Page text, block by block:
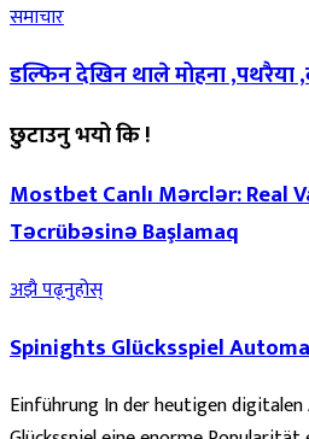
समाचार
डल्फिन देखिन थाले मोहना ,पथरैया
छुटाउनु भयो कि !
Mostbet Canlı Mərclər: Real
Təcrübəsinə Başlamaq
अझै पढ्नुहोस्
Spinights Glücksspiel
Einführung In der heutigen